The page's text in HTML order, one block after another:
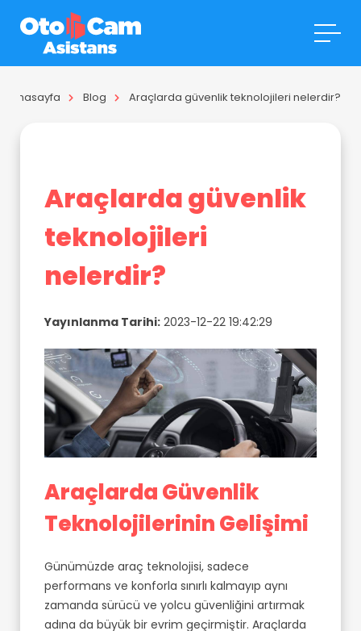
Anasayfa Blog Araçlarda güvenlik teknolojileri nelerdir?
Araçlarda güvenlik
teknolojileri
nelerdir?
Yayınlanma Tarihi: 2023-12-22 19:42:29
Araçlarda Güvenlik
Teknolojilerinin Gelişimi
Günümüzde araç teknolojisi, sadece
performans ve konforla sınırlı kalmayıp aynı
zamanda sürücü ve yolcu güvenliğini artırmak
adına da büyük bir evrim geçirmiştir. Araçlarda